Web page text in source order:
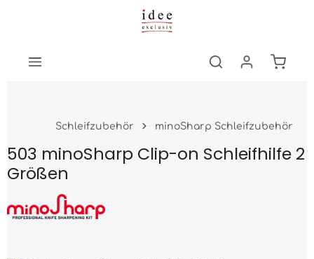
Zum Hauptinhalt springen
Schleifzubehör minoSharp Schleifzubehör
503 minoSharp Clip-on Schleifhilfe 2
Größen